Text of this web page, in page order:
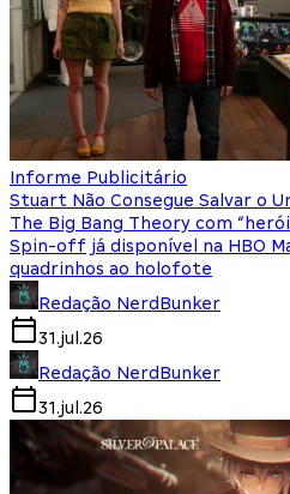
Informe Publicitário
Stuart Não Consegue Salvar o
The Big Bang Theory com
Spin-off já disponível na HBO
quadrinhos ao holofote
Redação NerdBunker
31.jul.26
Redação NerdBunker
31.jul.26